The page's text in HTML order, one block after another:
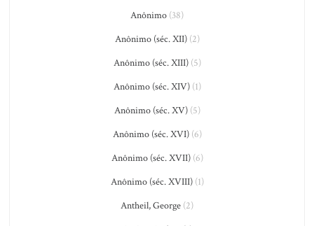
Anônimo (38)
Anônimo (séc. XII)(2)
Anônimo (séc. XIII)(5)
Anônimo (séc. XIV)(1)
Anônimo (séc. XV)(5)
Anônimo (séc. XVI)(6)
Anônimo (séc. XVII)(6)
Anônimo (séc. XVIII)(1)
Antheil, George (2)